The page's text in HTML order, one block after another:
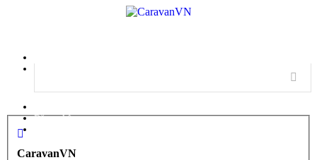
Đăng nhập
CaravanVN